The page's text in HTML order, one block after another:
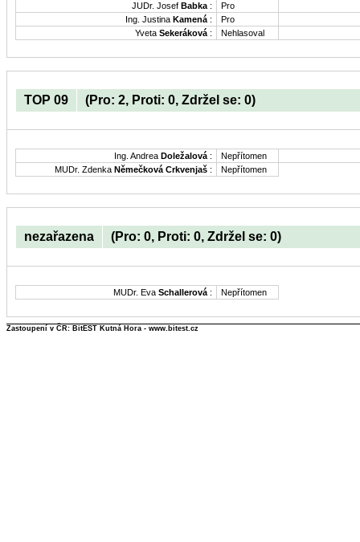
JUDr. Josef Babka :
Pro
Ing. Justina Kamená :
Pro
Yveta Sekeráková : Nehlasoval
TOP 09 (Pro: 2, Proti: 0, Zdržel se: 0)
Ing. Andrea Doležalová :
Nepřítomen
MUDr. Zdenka Němečková Crkvenjaš : Nepřítomen
nezařazena (Pro: 0, Proti: 0, Zdržel se: 0)
MUDr. Eva Schallerová : Nepřítomen
Zastoupení v ČR: BitEST Kutná Hora - www.bitest.cz